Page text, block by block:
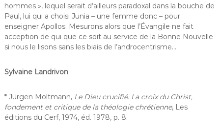
hommes », lequel serait d’ailleurs paradoxal dans la bouche de
Paul, lui qui a choisi Junia – une femme donc – pour
enseigner Apollos. Mesurons alors que l’Évangile ne fait
acception de qui que ce soit au service de la Bonne Nouvelle
si nous le lisons sans les biais de l’androcentrisme…
Sylvaine Landrivon
* Jürgen Moltmann, Le Dieu crucifié. La croix du Christ,
fondement et critique de la théologie chrétienne, Les
éditions du Cerf, 1974, éd. 1978, p. 8.